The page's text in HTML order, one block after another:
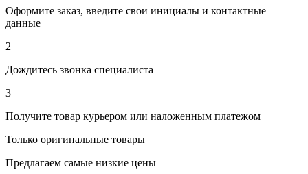
Оформите заказ, введите свои инициалы и контактные
данные
2
Дождитесь звонка специалиста
3
Получите товар курьером или наложенным платежом
Только оригинальные товары
Предлагаем самые низкие цены